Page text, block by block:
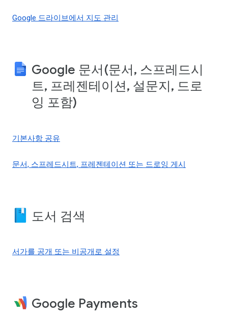
Google 드라이브에서 지도 관리
Google 문서(문서, 스프레드시
트, 프레젠테이션, 설문지, 드로
잉 포함)
기본사항 공유
문서, 스프레드시트, 프레젠테이션 또는 드로잉 게시
도서 검색
서가를 공개 또는 비공개로 설정
Google Payments